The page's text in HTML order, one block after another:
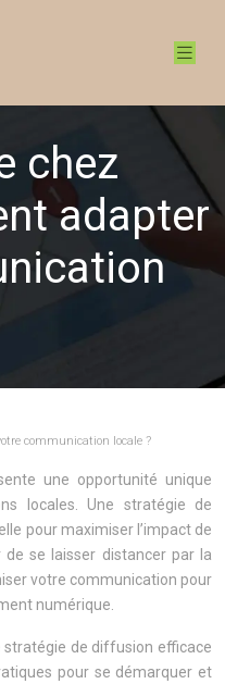
chez
adapter
communication locale ?
une opportunité unique
locales. Une stratégie de
pour maximiser l’impact de
se laisser distancer par la
votre communication pour
numérique.
stratégie de diffusion efficace
pour se démarquer et